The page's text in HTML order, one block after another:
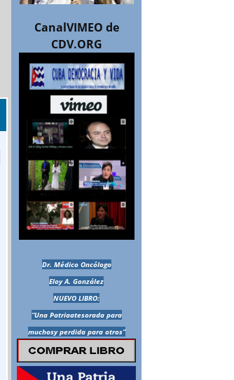
CanalVIMEO de
CDV.ORG
Dr. Médico Oncólogo
Eloy A. González
NUEVO LIBRO:
“Una Patriaatesorada para
muchosy perdida para otros”